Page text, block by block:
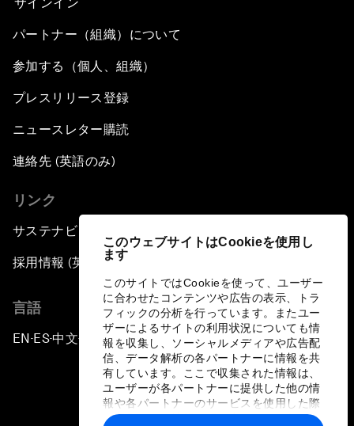
このウェブサイトはCookieを使用し
ます
このサイトではCookieを使って、ユーザー
に合わせたコンテンツや広告の表示、トラ
フィックの分析を行っています。またユー
ザーによるサイトの利用状況についても情
報を収集し、ソーシャルメディアや広告配
信、データ解析の各パートナーに情報を共
有しています。ここで収集された情報は、
ユーザーが各パートナーに提供した他の情
報や各パートナーのサービスを使用した際
に収集された情報と組み合わされ、各パー
パートナー（組織）について
参加する（個人、組織）
プレスリリース登録
ニュースレター購読
連絡先 (英語のみ)
リンク
サステナビリティへの取り組み
採用情報 (英語のみ)
言語
EN ▪ES▪中文▪ 日本語